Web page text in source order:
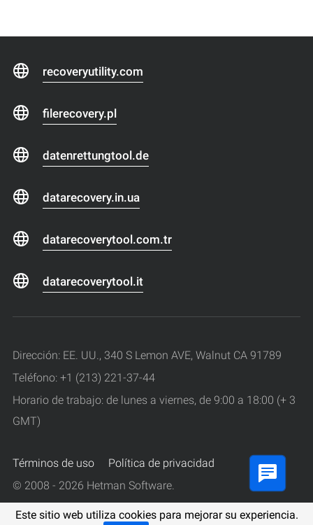
Este sitio web utiliza cookies para mejorar su experiencia.
recoveryutility.com
filerecovery.pl
datenrettungtool.de
datarecovery.in.ua
datarecoverytool.com.tr
datarecoverytool.it
Dirección: EE. UU., 340 S Lemon AVE, Walnut CA 91789
Teléfono: +1 (213) 221-37-44
Horario de trabajo: de lunes a viernes, de 9:00 a 18:00 (+ 3
GMT)
Términos de uso
Política de privacidad
© 2008 - 2026 Hetman Software.
Todos los derechos reservados.